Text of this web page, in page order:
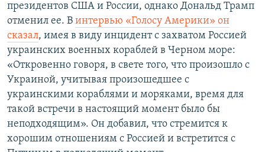
президентов США и России, однако Дональд Трамп
отменил ее. В интервью «Голосу Америки» он
сказал, имея в виду инцидент с захватом Россией
украинских военных кораблей в Черном море:
«Откровенно говоря, в свете того, что произошло с
Украиной, учитывая произошедшее с
украинскими кораблями и моряками, время для
такой встречи в настоящий момент было бы
неподходящим». Он добавил, что стремится к
хорошим отношениям с Россией и встретится с